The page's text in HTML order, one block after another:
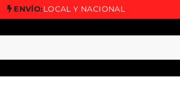
ENVÍO:LOCAL Y NACIONAL